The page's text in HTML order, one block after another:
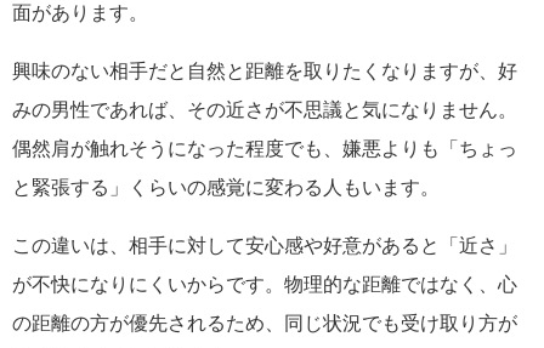
面があります。
興味のない相手だと自然と距離を取りたくなりますが、好
みの男性であれば、その近さが不思議と気になりません。
偶然肩が触れそうになった程度でも、嫌悪よりも「ちょっ
と緊張する」くらいの感覚に変わる人もいます。
この違いは、相手に対して安心感や好意があると「近さ」
が不快になりにくいからです。物理的な距離ではなく、心
の距離の方が優先されるため、同じ状況でも受け取り方が